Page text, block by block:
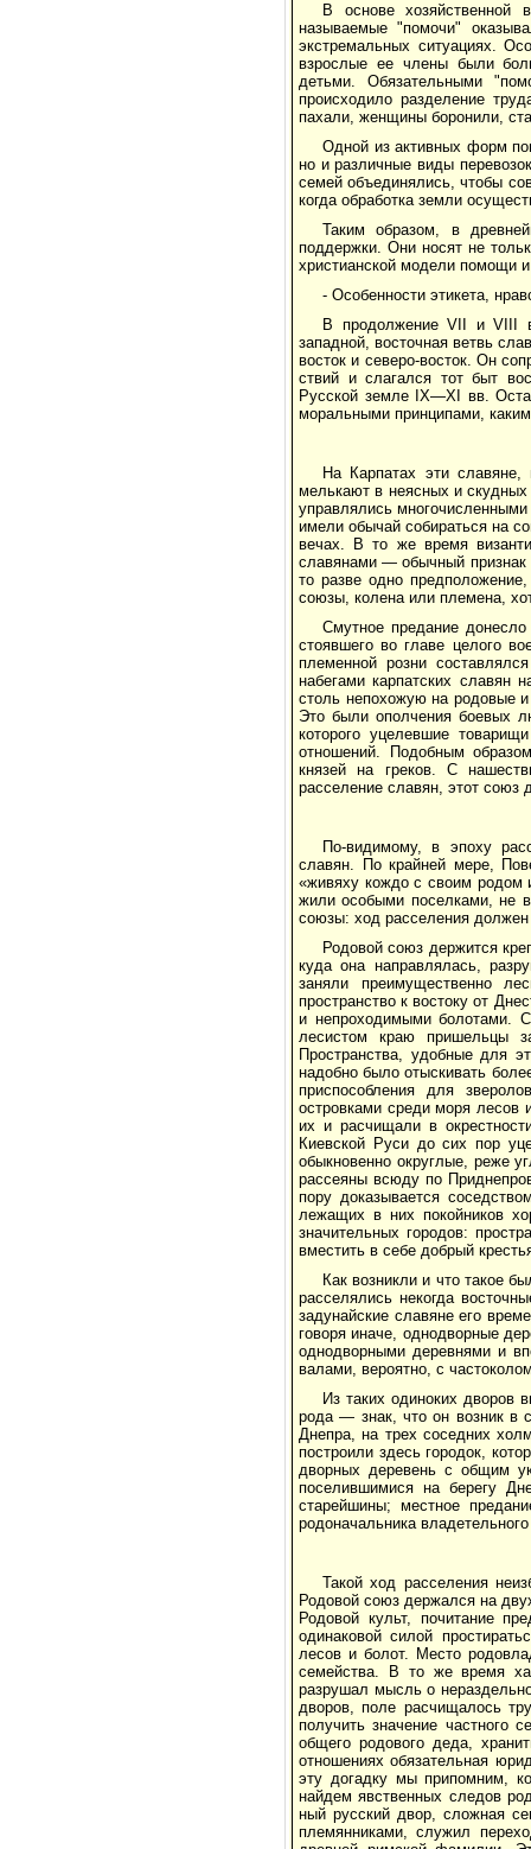
В основе хозяйственной
называемые "помочи"
экстремальных ситуа­циях.
взрослые ее члены были
детьми. Обязательными
происходило разделение
пахали, женщины боронили,
Одной из активных форм
но и различные виды
семей объе­динялись, чтобы
когда обработка земли
Таким образом, в
поддержки. Они носят не
христианской модели помощи
- Особенности этикета,
В продолжение VII и VIII
западной, восточная ветвь
восток и северо-восток. Он
ствий и слагался тот быт
Русской земле IX—XI вв.
моральными принципами,
На Карпатах эти
мелькают в неясных и скудных
управлялись
имели обычай собираться на
вечах. В то же время
славянами — обычный признак
то разве одно
союзы, колена или племена,
Смутное предание
стояв­шего во главе целого
племенной розни
набегами карпатских
столь непохожую на родовые
Это были ополчения боевых
которого уцелевшие
отношений. Подобным
князей на греков. С
расселение славян, этот
По-види­мому, в эпоху
славян. По крайней мере,
«живяху кождо с своим родом
жили особыми поселками, не
союзы: ход расселения
Родовой союз держится
куда она направлялась,
заняли преимущественно
пространство к востоку от
и непроходимыми болотами.
лесистом краю пришельцы
Пространства, удобные для
надобно было отыскивать
приспособления для
островками среди моря лесов
их и расчищали в
Киевской Руси до сих пор
обыкновенно округлые, реже
рассеяны всюду по
пору доказывается
лежащих в них покойников
значительных городов:
вместить в себе добрый
Как возникли и что такое
расселялись некогда
задунайские славяне его
говоря иначе, однодворные
однодворными деревнями и
валами, вероятно, с
Из таких одиноких дворов
рода — знак, что он возник в
Днепра, на трех соседних
по­строили здесь городок,
дворных деревень с общим
поселив­шимися на берегу
старейшины; местное
родоначальника
Такой ход расселения
Родовой союз держался на
Родовой культ, почитание
одинаковой силой
лесов и болот. Место
семейства. В то же время
разрушал мысль о
дворов, поле расчищалось
получить значение частного
общего родового деда,
отношениях обязательная
эту догадку мы припомним,
найдем явственных следов
ный русский двор, сложная
пле­мянниками, служил